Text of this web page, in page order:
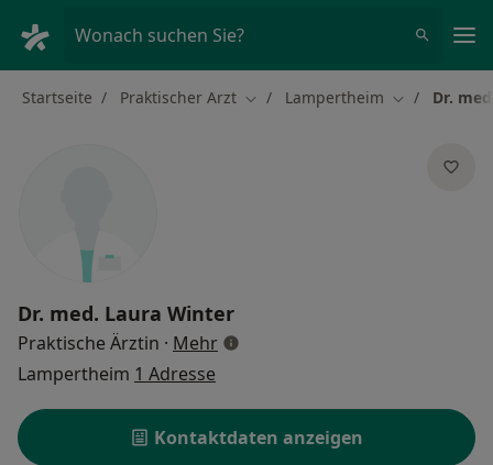
Wonach suchen Sie?
Startseite Praktischer Arzt Stadt ändern
Lampertheim Stadt ändern
Dr.
Dr. med. Laura Winter
Praktische Ärztin · Mehrüber Spezialisierungen
Lampertheim 1 Adresse
Kontaktdaten anzeigen